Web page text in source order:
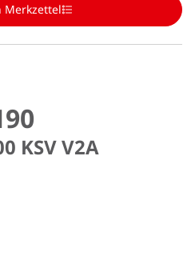
Merkzettel
KSV V2A